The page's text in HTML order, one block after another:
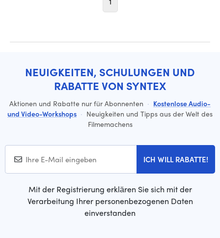
NEUIGKEITEN, SCHULUNGEN UND
RABATTE VON SYNTEX
Aktionen und Rabatte nur für Abonnenten · Kostenlose Audio-
und Video-Workshops · Neuigkeiten und Tipps aus der Welt des
Filmemachens
ICH WILL RABATTE!
Mit der Registrierung erklären Sie sich mit der
Verarbeitung Ihrer personenbezogenen Daten
einverstanden